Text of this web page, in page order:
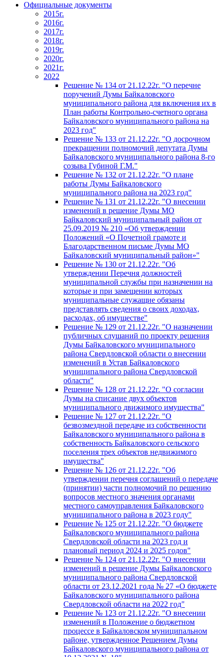
Официальные документы
2015г.
2016г.
2017г.
2018г.
2019г.
2020г.
2021г.
2022
Решение № 134 от 21.12.22г. "О перечне
поручений Думы Байкаловского
муниципального района для включения их в
План работы Контрольно-счетного органа
Байкаловского муниципального района на
2023 год"
Решение № 133 от 21.12.22г. "О досрочном
прекращении полномочий депутата Думы
Байкаловского муниципального района 8-го
созыва Губиной Г.М."
Решение № 132 от 21.12.22г. "О плане
работы Думы Байкаловского
муниципального района на 2023 год"
Решение № 131 от 21.12.22г. "О внесении
изменений в решение Думы МО
Байкаловский муниципальный район от
25.09.2019 № 210 «Об утверждении
Положений «О Почетной грамоте и
Благодарственном письме Думы МО
Байкаловский муниципальный район»"
Решение № 130 от 21.12.22г. "Об
утверждении Перечня должностей
муниципальной службы при назначении на
которые и при замещении которых
муниципальные служащие обязаны
представлять сведения о своих доходах,
расходах, об имуществе"
Решение № 129 от 21.12.22г. "О назначении
публичных слушаний по проекту решения
Думы Байкаловского муниципального
района Свердловской области о внесении
изменений в Устав Байкаловского
муниципального района Свердловской
области"
Решение № 128 от 21.12.22г. "О согласии
Думы на списание двух объектов
муниципального движимого имущества"
Решение № 127 от 21.12.22г. "О
безвозмездной передаче из собственности
Байкаловского муниципального района в
собственность Байкаловского сельского
поселения трех объектов недвижимого
имущества"
Решение № 126 от 21.12.22г. "Об
утверждении перечня соглашений о передаче
(принятии) части полномочий по решению
вопросов местного значения органами
местного самоуправления Байкаловского
муниципального района в 2023 году"
Решение № 125 от 21.12.22г. "О бюджете
Байкаловского муниципального района
Свердловской области на 2023 год и
плановый период 2024 и 2025 годов"
Решение № 124 от 21.12.22г. "О внесении
изменений в решение Думы Байкаловского
муниципального района Свердловской
области от 23.12.2021 года № 27 «О бюджете
Байкаловского муниципального района
Свердловской области на 2022 год"
Решение № 123 от 21.12.22г. "О внесении
изменений в Положение о бюджетном
процессе в Байкаловском муниципальном
районе, утвержденное Решением Думы
Байкаловского муниципального района от